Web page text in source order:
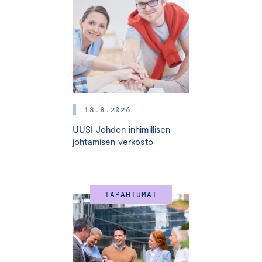
voidaan sopeuttaa, miten tulliriskejä hallitaan ja miten
muuttuvassa toimintaympäristössä voidaan tunnistaa
myös uusia liiketoimintamahdollisuuksia.
Tilaisuus tarjoaa ajantasaista tilannekuvaa,
asiantuntijanäkemyksiä sekä mahdollisuuden keskustella
muiden yrityspäättäjien kanssa.
tiistai 17.3. klo 8.30–10.30
EY, Korkeavuorenkatu 32-34, 00130 Helsinki
8.30 Aamiainen ja verkostoituminen
Kauppapoliittinen ja geopoliittinen tilannekuva
18.8.2026
UUSI Johdon inhimillisen
johtamisen verkosto
TAPAHTUMAT